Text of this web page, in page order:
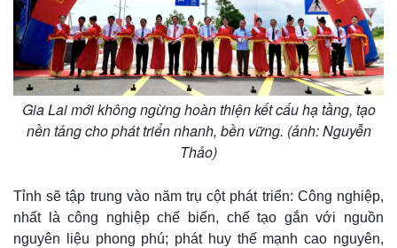
Chứng khoán
Giá cà phê
Gia Lai mới không ngừng hoàn thiện kết cấu hạ tầng, tạo
nền tảng cho phát triển nhanh, bền vững. (ảnh: Nguyễn
Thảo)
Tỉnh sẽ tập trung vào năm trụ cột phát triển: Công nghiệp,
nhất là công nghiệp chế biến, chế tạo gắn với nguồn
nguyên liệu phong phú; phát huy thế mạnh cao nguyên,